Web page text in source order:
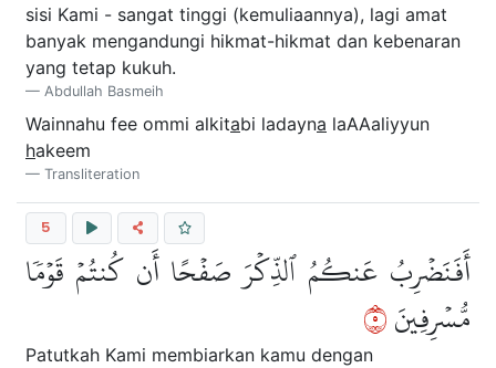
sisi Kami - sangat tinggi (kemuliaannya), lagi amat
banyak mengandungi hikmat-hikmat dan kebenaran
yang tetap kukuh.
Abdullah Basmeih
Wainnahu fee ommi alkitabi ladayna laAAaliyyun
hakeem
Transliteration
5
أَفَنَضۡرِبُ عَنكُمُ ٱلذِّكۡرَ صَفۡحًا أَن كُنتُمۡ قَوۡمٗا
مُّسۡرِفِينَ٥
Patutkah Kami membiarkan kamu dengan